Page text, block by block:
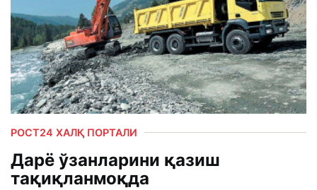
РОСТ24 ХАЛҚ ПОРТАЛИ
Дарё ўзанларини қазиш
тақиқланмоқда